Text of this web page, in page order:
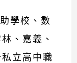
學校、數
、嘉義、
立高中職